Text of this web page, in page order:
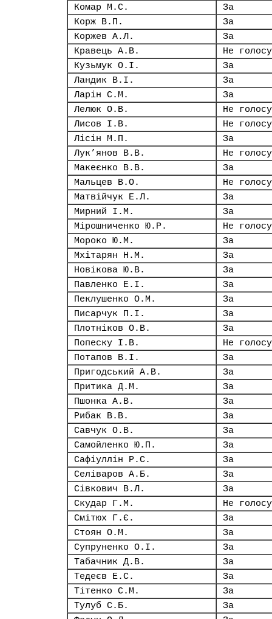
Комар М.С.
За
Корж В.П.
За
Коржев А.Л.
За
Кравець А.В.
Не
Кузьмук О.І.
За
Ландик В.І.
За
Ларін С.М.
За
Лелюк О.В.
Не
Лисов І.В.
Не
Лісін М.П.
За
Лук’янов В.В.
Не
Макеєнко В.В.
За
Мальцев В.О.
Не
Матвійчук Е.Л.
За
Мирний І.М.
За
Мірошниченко Ю.Р.
Не
Мороко Ю.М.
За
Мхітарян Н.М.
За
Новікова Ю.В.
За
Павленко Е.І.
За
Пеклушенко О.М.
За
Писарчук П.І.
За
Плотніков О.В.
За
Попеску І.В.
Не
Потапов В.І.
За
Пригодський А.В.
За
Притика Д.М.
За
Пшонка А.В.
За
Рибак В.В.
За
Савчук О.В.
За
Самойленко Ю.П.
За
Сафіуллін Р.С.
За
Селіваров А.Б.
За
Сівкович В.Л.
За
Скудар Г.М.
Не
Смітюх Г.Є.
За
Стоян О.М.
За
Супруненко О.І.
За
Табачник Д.В.
За
Тедеєв Е.С.
За
Тітенко С.М.
За
Тулуб С.Б.
За